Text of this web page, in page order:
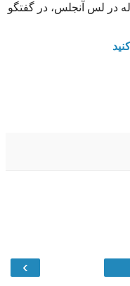
در لس آنجلس، در گفتگو
›